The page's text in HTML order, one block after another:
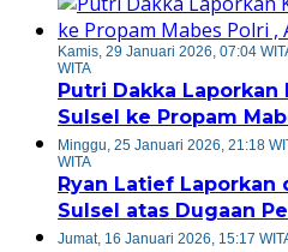
Kamis, 29 Januari 2026, 07:04
WITA
Putri Dakka Laporkan
Sulsel ke Propam
Minggu, 25 Januari 2026, 21:18
WITA
Ryan Latief Laporkan
Sulsel atas Dugaan
Jumat, 16 Januari 2026, 15:17